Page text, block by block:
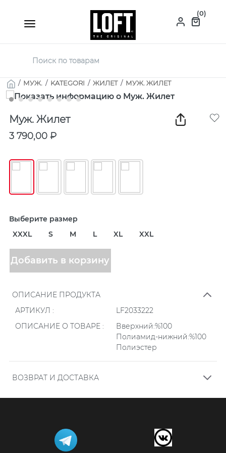
(0)
/ МУЖ. / KATEGORI / ЖИЛЕТ / МУЖ. ЖИЛЕТ
Муж. Жилет
3 790,00 ₽
Выберите размер
XXXL
S M L XL XXL
Добавить в корзину
ОПИСАНИЕ ПРОДУКТА
АРТИКУЛ :
LF2033222
ОПИСАНИЕ О ТОВАРЕ :
Вверхний:%100
Полиамид-нижний:%100
Полиэстер
ВОЗВРАТ И ДОСТАВКА
течение дня в течение времени, указанного в форме
заказа. Заказы, оформленные после 14.00, проверяются
на следующий день.